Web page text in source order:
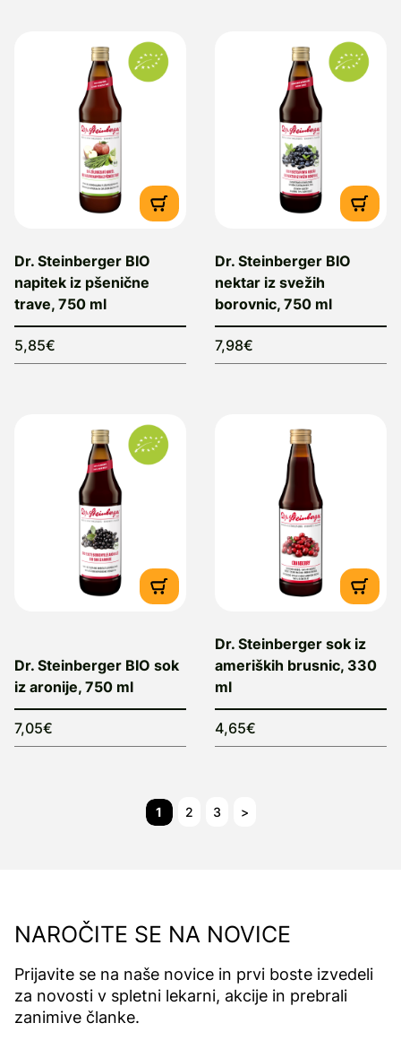
Dr. Steinberger BIO
napitek iz pšenične
trave, 750 ml
5,85€
Dr. Steinberger BIO
nektar iz svežih
borovnic, 750 ml
7,98€
Dr. Steinberger BIO sok
iz aronije, 750 ml
7,05€
Dr. Steinberger sok iz
ameriških brusnic, 330
ml
4,65€
1 2 3 >
NAROČITE SE NA NOVICE
Prijavite se na naše novice in prvi boste izvedeli
za novosti v spletni lekarni, akcije in prebrali
zanimive članke.